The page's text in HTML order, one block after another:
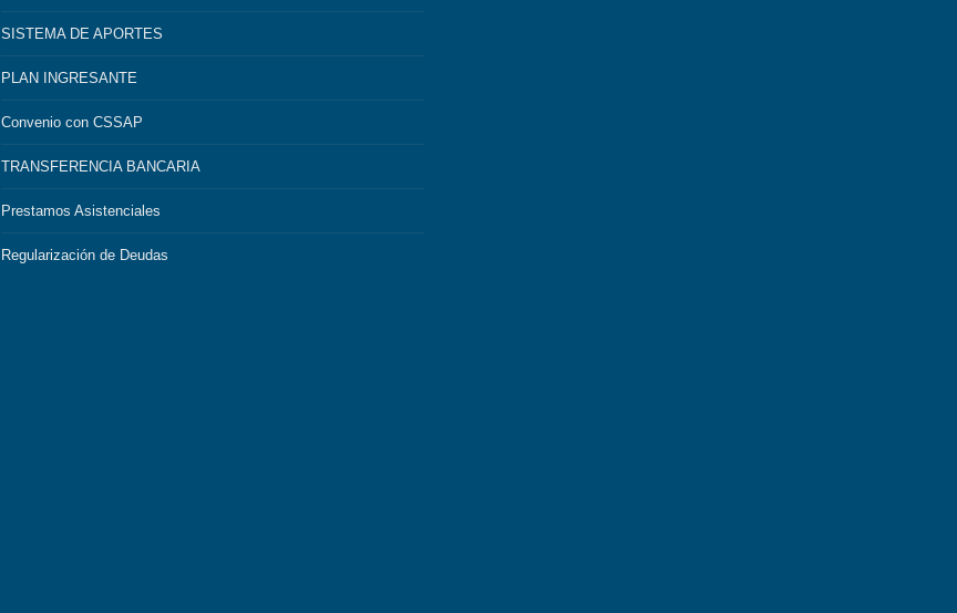
SISTEMA DE APORTES
PLAN INGRESANTE
Convenio con CSSAP
TRANSFERENCIA BANCARIA
Prestamos Asistenciales
Regularización de Deudas